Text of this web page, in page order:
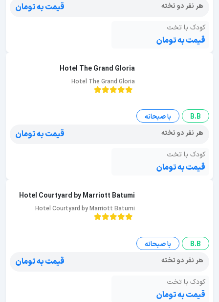
هر نفر دو تخته
قیمت به تومان
کودک با تخت
قیمت به تومان
Hotel The Grand Gloria
Hotel The Grand Gloria
B.B
با صبحانه
هر نفر دو تخته
قیمت به تومان
کودک با تخت
قیمت به تومان
Hotel Courtyard by Marriott Batumi
Hotel Courtyard by Marriott Batumi
B.B
با صبحانه
هر نفر دو تخته
قیمت به تومان
کودک با تخت
قیمت به تومان